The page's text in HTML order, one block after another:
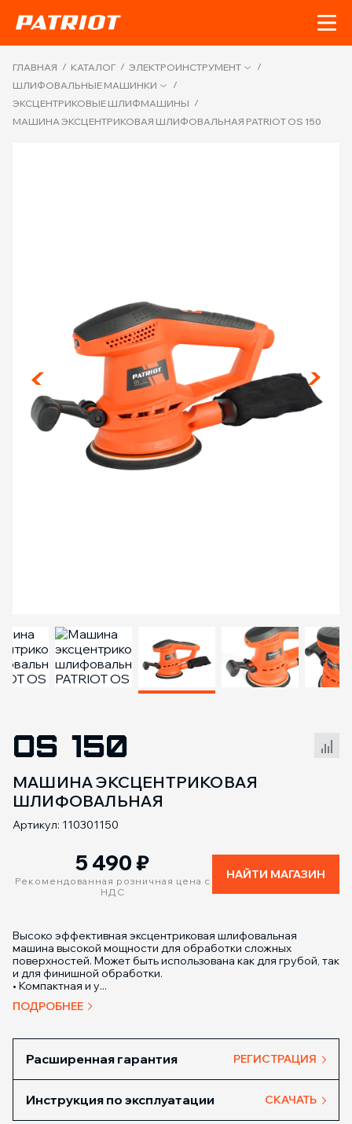
ГЛАВНАЯ / КАТАЛОГ / ЭЛЕКТРОИНСТРУМЕНТ
/
ШЛИФОВАЛЬНЫЕ МАШИНКИ
/
ЭКСЦЕНТРИКОВЫЕ ШЛИФМАШИНЫ /
МАШИНА ЭКСЦЕНТРИКОВАЯ ШЛИФОВАЛЬНАЯ PATRIOT OS 150
OS 150
МАШИНА ЭКСЦЕНТРИКОВАЯ
ШЛИФОВАЛЬНАЯ
Артикул: 110301150
5 490 ₽
Рекомендованная розничная цена с
НДС
НАЙТИ МАГАЗИН
Высоко эффективная эксцентриковая шлифовальная
машина высокой мощности для обработки сложных
поверхностей. Может быть использована как для грубой, так
и для финишной обработки.
• Компактная и у...
ПОДРОБНЕЕ
Расширенная гарантия РЕГИСТРАЦИЯ
Инструкция по эксплуатации СКАЧАТЬ